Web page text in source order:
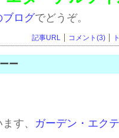
ブログでどうぞ。
記事URL コメント(3)
ー
す、
ガーデン・エク